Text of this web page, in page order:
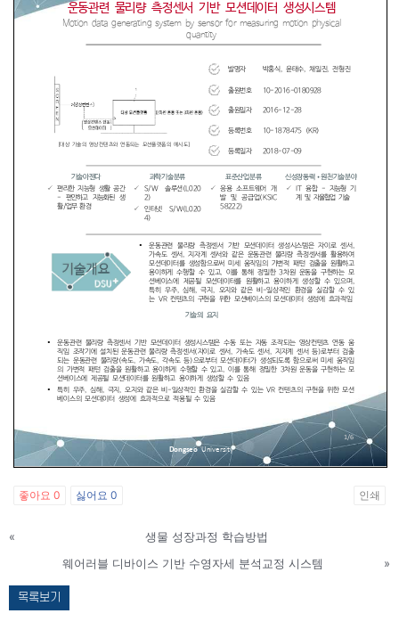
좋아요 0 싫어요 0 인쇄
«
생물 성장과정 학습방법
웨어러블 디바이스 기반 수영자세 분석교정 시스템
»
목록보기